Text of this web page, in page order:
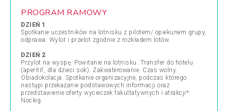
PROGRAM RAMOWY
DZIEŃ 1
Spotkanie uczestników na lotnisku z pilotem/ opiekunem grupy,
odprawa. Wylot i przelot zgodnie z rozkładem lotów.
DZIEŃ 2
Przylot na wyspę. Powitanie na lotnisku. Transfer do hotelu
(aperitif, dla dzieci sok). Zakwaterowanie. Czas wolny.
Obiadokolacja. Spotkanie organizacyjne, podczas którego
nastąpi przekazanie podstawowych informacji oraz
przedstawienie oferty wycieczek fakultatywnych i atrakcji*.
Nocleg.